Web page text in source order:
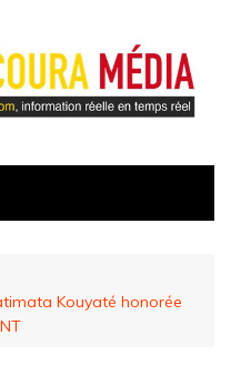
Kouyaté honorée